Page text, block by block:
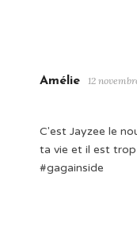
Amélie 12
C'est Jayzee le
ta vie et il est trop
#gagainside